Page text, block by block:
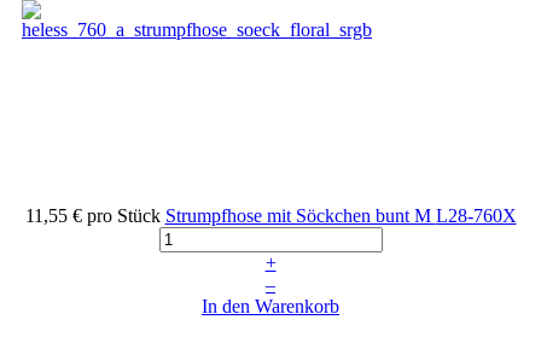
11,55 € pro Stück Strumpfhose mit Söckchen bunt M L28-760X
+
–
In den Warenkorb